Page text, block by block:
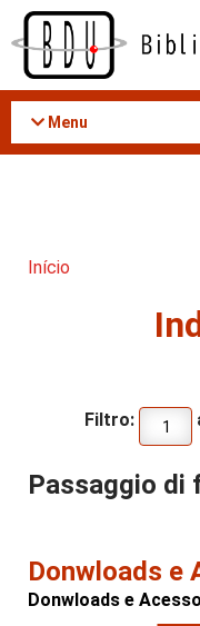
Acessar
conteúdo
Menu
Início
Filtro:
Passaggio di
Donwloads e
Donwloads e